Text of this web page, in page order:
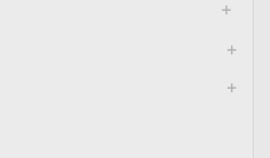
add
add
add